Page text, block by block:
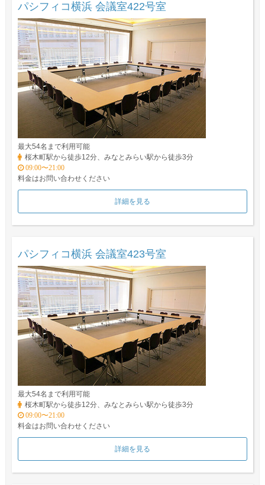
パシフィコ横浜 会議室422号室
最大54名まで利用可能
桜木町駅から徒歩12分、みなとみらい駅から徒歩3分
09:00〜21:00
料金はお問い合わせください
詳細を見る
パシフィコ横浜 会議室423号室
最大54名まで利用可能
桜木町駅から徒歩12分、みなとみらい駅から徒歩3分
09:00〜21:00
料金はお問い合わせください
詳細を見る